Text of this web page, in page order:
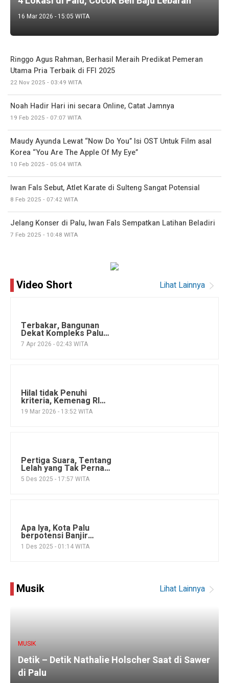
16 Mar 2026 - 15:05 WITA
Ringgo Agus Rahman, Berhasil Meraih Predikat Pemeran
Utama Pria Terbaik di FFI 2025
22 Nov 2025 - 03:49 WITA
Noah Hadir Hari ini secara Online, Catat Jamnya
19 Feb 2025 - 07:07 WITA
Maudy Ayunda Lewat “Now Do You” Isi OST Untuk Film asal
Korea “You Are The Apple Of My Eye”
10 Feb 2025 - 05:04 WITA
Iwan Fals Sebut, Atlet Karate di Sulteng Sangat Potensial
8 Feb 2025 - 07:42 WITA
Jelang Konser di Palu, Iwan Fals Sempatkan Latihan Beladiri
7 Feb 2025 - 10:48 WITA
Video Short Lihat Lainnya
Terbakar, Bangunan
Dekat Kompleks Palu
Plaza
7 Apr 2026 - 02:43 WITA
Hilal tidak Penuhi
kriteria, Kemenag RI
tetapkan Hari Raya Idul
Fitri di Hari Sabtu 21
19 Mar 2026 - 13:52 WITA
Pertiga Suara, Tentang
Lelah yang Tak Pernah
Kita Ceritakan
5 Des 2025 - 17:57 WITA
Apa Iya, Kota Palu
berpotensi Banjir
seperti Sumatera Utara
1 Des 2025 - 01:14 WITA
Musik Lihat Lainnya
MUSIK
Detik – Detik Nathalie Holscher Saat di Sawer
di Palu